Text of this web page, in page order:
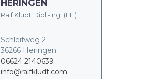
HERINGEN
Ralf Kludt Dipl.-Ing. (FH)
Schleifweg 2
36266 Heringen
06624 2140639
info@ralfkludt.com